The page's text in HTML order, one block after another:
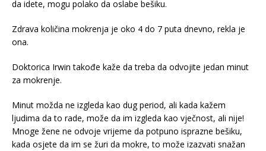
da idete, mogu polako da oslabe bešiku.
Zdrava količina mokrenja je oko 4 do 7 puta dnevno, rekla je
ona.
Doktorica Irwin takođe kaže da treba da odvojite jedan minut
za mokrenje.
Minut možda ne izgleda kao dug period, ali kada kažem
ljudima da to rade, može da im izgleda kao vječnost, ali nije!
Mnoge žene ne odvoje vrijeme da potpuno isprazne bešiku,
kada osjete da im se žuri da mokre, to može izazvati snažan